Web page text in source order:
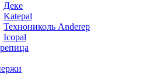
Деке
Katepal
Технониколь Anderep
Icopal